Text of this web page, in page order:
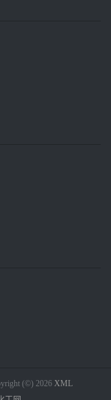
(©) 2026 XML